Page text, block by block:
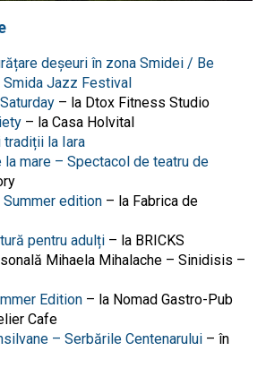
deșeuri în zona Smidei / Be
Smida Jazz Festival
– la Dtox Fitness Studio
– la Casa Holvital
la Iara
mare – Spectacol de teatru de
Summer edition – la Fabrica de
pentru adulți – la BRICKS
Mihaela Mihalache – Sinidisis –
Edition – la Nomad Gastro-Pub
Cafe
– Serbările Centenarului – în